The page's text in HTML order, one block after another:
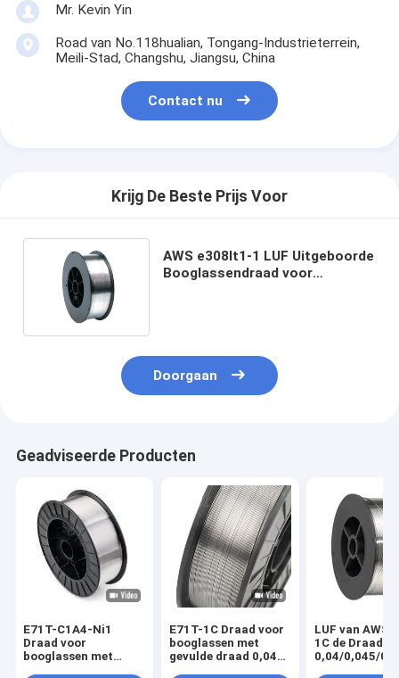
Mr. Kevin Yin
Road van No.118hualian, Tongang-Industrieterrein,
Meili-Stad, Changshu, Jiangsu, China
Contact nu
Krijg De Beste Prijs Voor
AWS e308lt1-1 LUF Uitgeboorde
Booglassendraad voor
Doorgaan
Geadviseerde Producten
E71T-C1A4-Ni1
Draad voor
booglassen met
E71T-1C Draad voor
booglassen met
gevulde draad 0,045
LUF van AWS
1C de Draad
0,04/0,045/